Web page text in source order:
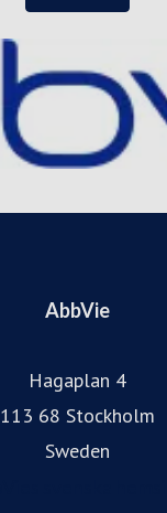
AbbVie
Hagaplan 4
113 68 Stockholm
Sweden